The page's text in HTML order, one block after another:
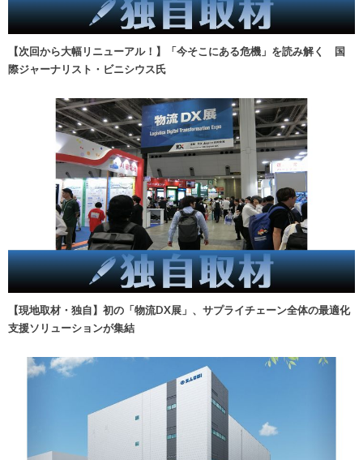
【次回から大幅リニューアル！】「今そこにある危機」を読み解く 国
際ジャーナリスト・ビニシウス氏
【現地取材・独自】初の「物流DX展」、サプライチェーン全体の最適化
支援ソリューションが集結